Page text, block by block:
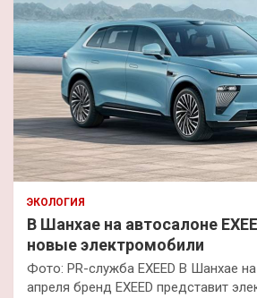
ЭКОЛОГИЯ
В Шанхае на автосалоне
новые электромобили
Фото: PR-служба EXEED В Шанхае
апреля бренд EXEED представит